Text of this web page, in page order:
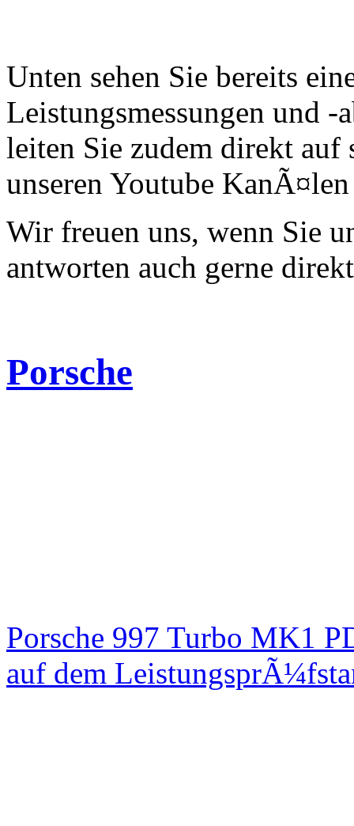
Unten sehen Sie bereits
Leistungsmessungen und -
leiten Sie zudem direkt auf
unseren Youtube
Wir freuen uns, wenn Sie
antworten auch gerne
Porsche
Porsche 997 Turbo MK1
auf dem